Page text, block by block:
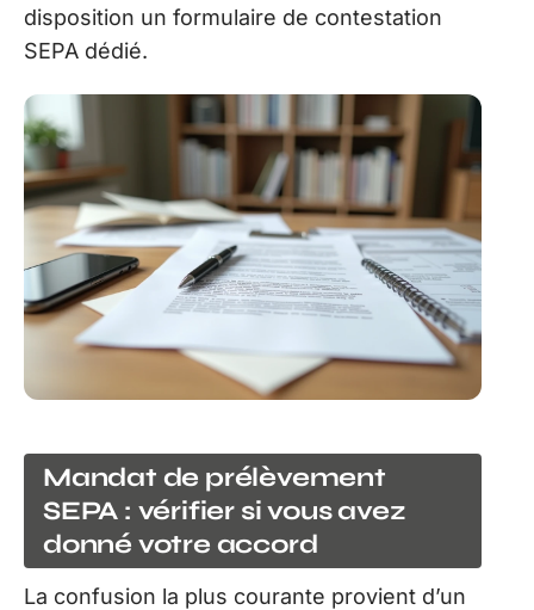
disposition un formulaire de contestation
SEPA dédié.
Mandat de prélèvement
SEPA : vérifier si vous avez
donné votre accord
La confusion la plus courante provient d’un